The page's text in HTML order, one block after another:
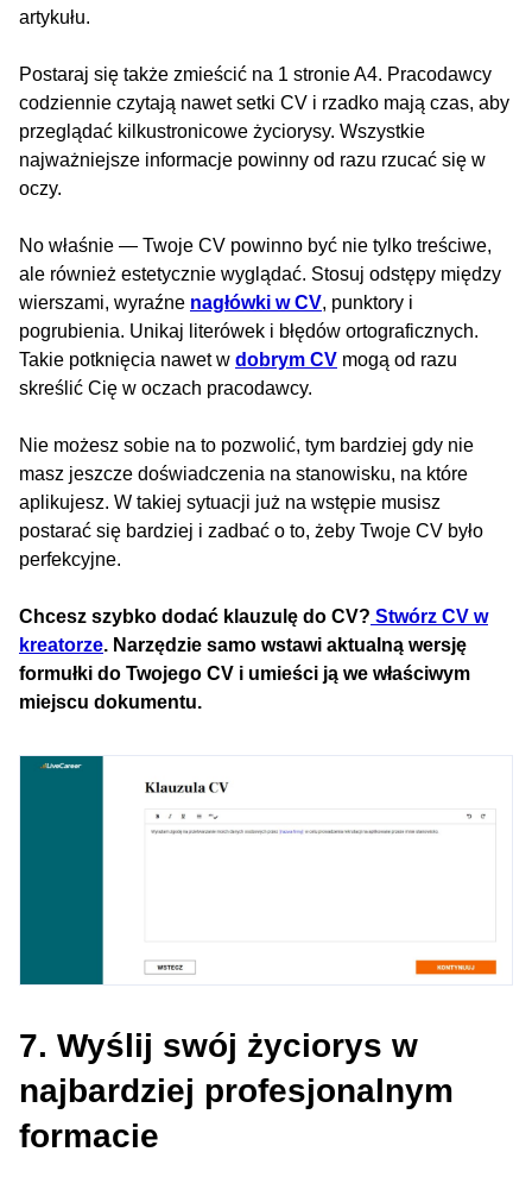
artykułu.
Postaraj się także zmieścić na 1 stronie A4. Pracodawcy
codziennie czytają nawet setki CV i rzadko mają czas, aby
przeglądać kilkustronicowe życiorysy. Wszystkie
najważniejsze informacje powinny od razu rzucać się w
oczy.
No właśnie — Twoje CV powinno być nie tylko treściwe,
ale również estetycznie wyglądać. Stosuj odstępy między
wierszami, wyraźne nagłówki w CV, punktory i
pogrubienia. Unikaj literówek i błędów ortograficznych.
Takie potknięcia nawet w dobrym CV mogą od razu
skreślić Cię w oczach pracodawcy.
Nie możesz sobie na to pozwolić, tym bardziej gdy nie
masz jeszcze doświadczenia na stanowisku, na które
aplikujesz. W takiej sytuacji już na wstępie musisz
postarać się bardziej i zadbać o to, żeby Twoje CV było
perfekcyjne.
Chcesz szybko dodać klauzulę do CV? Stwórz CV w
kreatorze. Narzędzie samo wstawi aktualną wersję
formułki do Twojego CV i umieści ją we właściwym
miejscu dokumentu.
7. Wyślij swój życiorys w
najbardziej profesjonalnym
formacie